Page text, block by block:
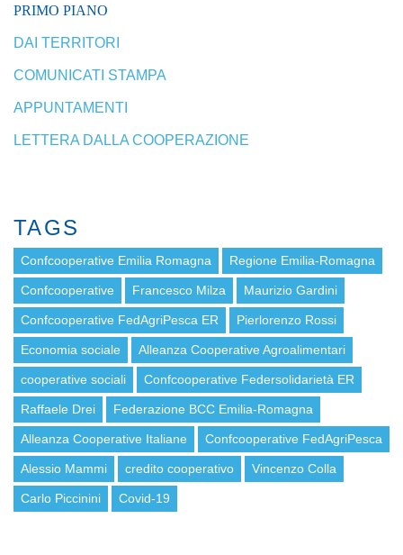
PRIMO PIANO
DAI TERRITORI
COMUNICATI STAMPA
APPUNTAMENTI
LETTERA DALLA COOPERAZIONE
TAGS
Confcooperative Emilia Romagna Regione Emilia-Romagna
Confcooperative Francesco Milza Maurizio Gardini
Confcooperative FedAgriPesca ER Pierlorenzo Rossi
Economia sociale Alleanza Cooperative Agroalimentari
cooperative sociali Confcooperative Federsolidarietà ER
Raffaele Drei Federazione BCC Emilia-Romagna
Alleanza Cooperative Italiane Confcooperative FedAgriPesca
Alessio Mammi credito cooperativo Vincenzo Colla
Carlo Piccinini Covid-19